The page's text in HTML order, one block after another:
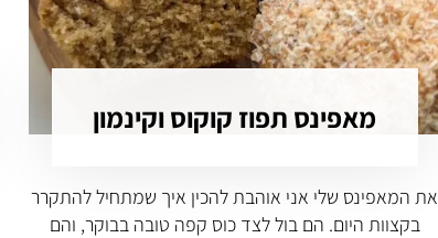
מאפינס תפוז קוקוס וקינמון
את המאפינס שלי אני אוהבת להכין איך שמתחיל להתקרר
בקצוות היום. הם בול לצד כוס קפה טובה בבוקר, והם